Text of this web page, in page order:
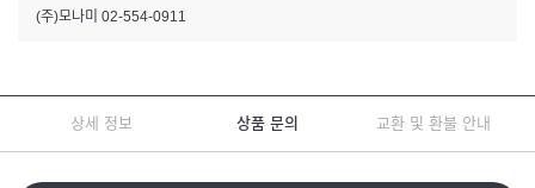
(주)모나미 02-554-0911
상세 정보 상품 문의 교환 및 환불 안내